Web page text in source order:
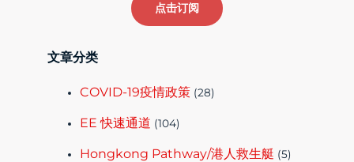
点击订阅
文章分类
COVID-19疫情政策 (28)
EE 快速通道 (104)
Hongkong Pathway/港人救生艇 (5)